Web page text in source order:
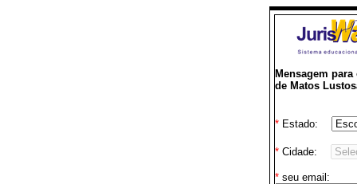
Mensagem
de Matos
*Estado:
*Cidade:
*seu email: